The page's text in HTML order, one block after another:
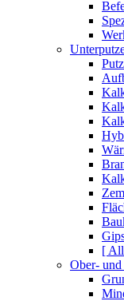
[
Ober-